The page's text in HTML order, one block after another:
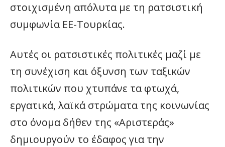
στοιχισμένη απόλυτα με τη ρατσιστική
συμφωνία ΕΕ-Τουρκίας.
Αυτές οι ρατσιστικές πολιτικές μαζί με
τη συνέχιση και όξυνση των ταξικών
πολιτικών που χτυπάνε τα φτωχά,
εργατικά, λαϊκά στρώματα της κοινωνίας
στο όνομα δήθεν της «Αριστεράς»
δημιουργούν το έδαφος για την